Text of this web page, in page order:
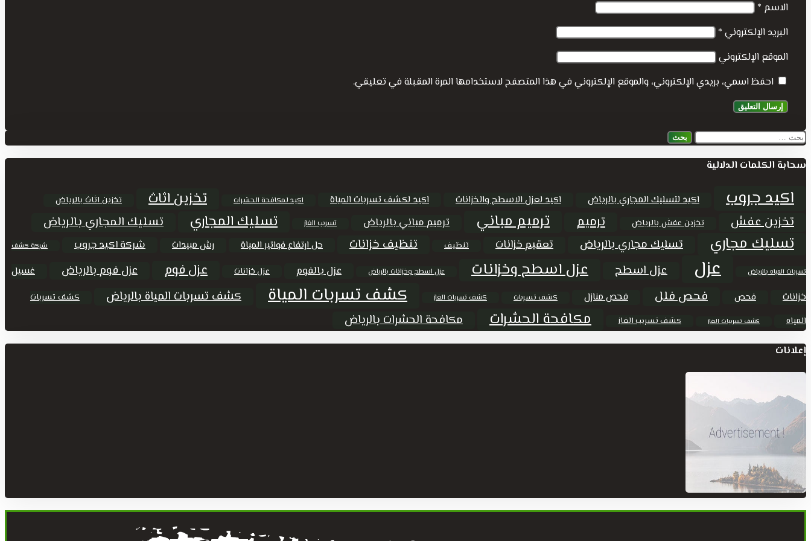
الاسم *
البريد الإلكتروني *
الموقع الإلكتروني
احفظ اسمي، بريدي الإلكتروني، والموقع الإلكتروني في هذا المتصفح لاستخدامها المرة المقبلة في تعليقي.
البحث
سحابة الكلمات الدلالية
اكيد جروب اكيد لتسليك المجاري بالرياض اكيد لعزل الاسطح والخزانات اكيد لكشف تسربات المياة اكيد لمكافحة الحشرات تخزين اثاث تخزين اثاث بالرياض
تخزين عفش تخزين عفش بالرياض ترميم ترميم مباني ترميم مباني بالرياض تسريب الغاز تسليك المجاري تسليك المجاري بالرياض
تسليك مجاري تسليك مجاري بالرياض تعقيم خزانات تنظيف تنظيف خزانات حل ارتفاع فواتير المياة رش مبيدات شركة اكيد جروب شركة كشف
تسربات المياه بالرياض عزل عزل اسطح عزل اسطح وخزانات عزل اسطح وخزانات بالرياض عزل بالفوم عزل خزانات عزل فوم عزل فوم بالرياض
غسيل
خزانات
فحص فحص فلل فحص منازل كشف تسربات كشف تسربات الغاز كشف تسربات المياة كشف تسربات المياة بالرياض
كشف تسربات
المياه
كشف تسريبات الغاز كشف تسريب الغاز مكافحة الحشرات مكافحة الحشرات بالرياض
إعلانات